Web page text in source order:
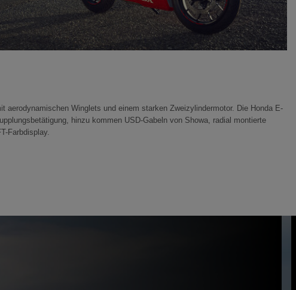
aerodynamischen Winglets und einem starken Zweizylindermotor. Die Honda E-
hinzu kommen USD-Gabeln von Showa, radial montierte
Farbdisplay.